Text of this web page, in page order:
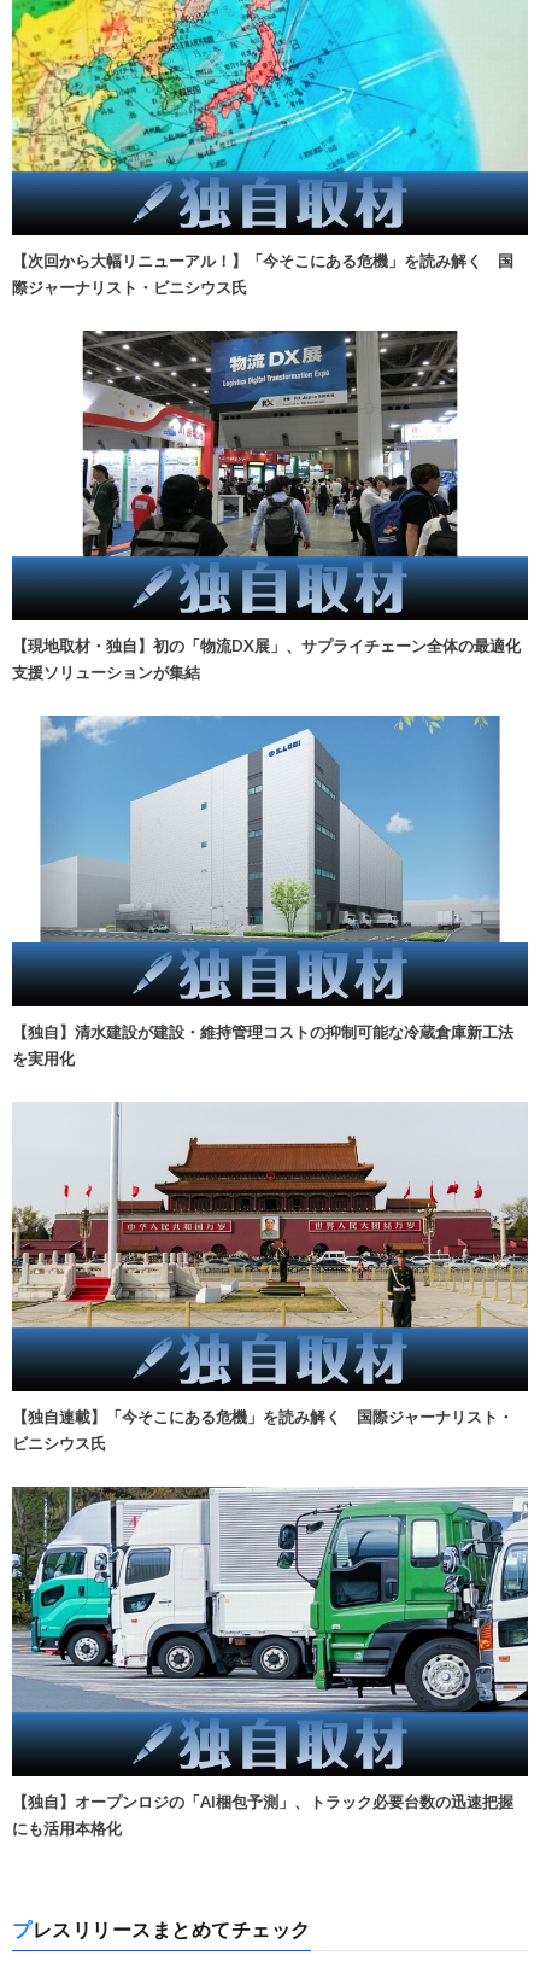
【次回から大幅リニューアル！】「今そこにある危機」を読み解く 国
際ジャーナリスト・ビニシウス氏
【現地取材・独自】初の「物流DX展」、サプライチェーン全体の最適化
支援ソリューションが集結
【独自】清水建設が建設・維持管理コストの抑制可能な冷蔵倉庫新工法
を実用化
【独自連載】「今そこにある危機」を読み解く 国際ジャーナリスト・
ビニシウス氏
【独自】オープンロジの「AI梱包予測」、トラック必要台数の迅速把握
にも活用本格化
プレスリリースまとめてチェック